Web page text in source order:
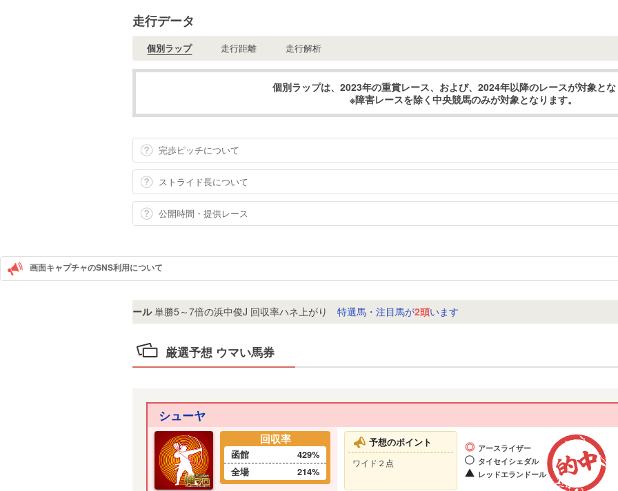
走行データ
個別ラップ 走行距離 走行解析
個別ラップは、2023年の重賞レース、および、2024年以降のレースが対象とな
※障害レースを除く中央競馬のみが対象となります。
完歩ピッチについて
ストライド長について
公開時間・提供レース
画面キャプチャのSNS利用について
レッドエランドール 単勝5～7倍の浜中俊J 回収率ハネ上がり 特選馬・注目馬が2頭います
厳選予想 ウマい馬券
シューヤ
回収率
函館
429%
全場
214%
予想のポイント
ワイド２点
アースライザー
タイセイシェダル
レッドエランドール